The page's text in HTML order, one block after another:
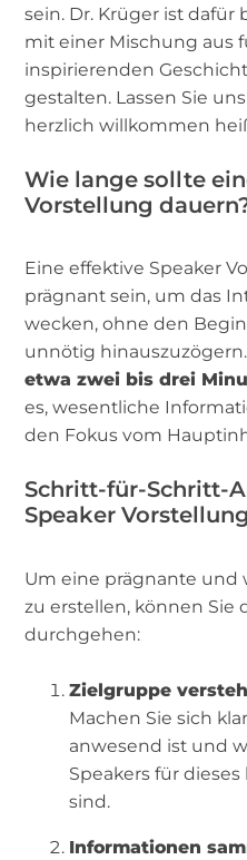
sein. Dr. Krüger ist dafür
mit einer Mischung aus
inspirierenden
gestalten. Lassen Sie
herzlich willkommen
Wie lange sollte
Vorstellung
Eine effektive Speaker
prägnant sein, um das
wecken, ohne den
unnötig
etwa zwei bis drei
es, wesentliche
den Fokus vom
Schritt-für-Schritt-
Speaker Vorstellung
Um eine prägnante und
zu erstellen, können Sie
durchgehen:
Zielgruppe
Machen Sie sich
anwesend ist und
Speakers für
sind.
Informationen